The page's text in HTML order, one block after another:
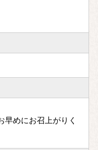
早めにお召上がりく